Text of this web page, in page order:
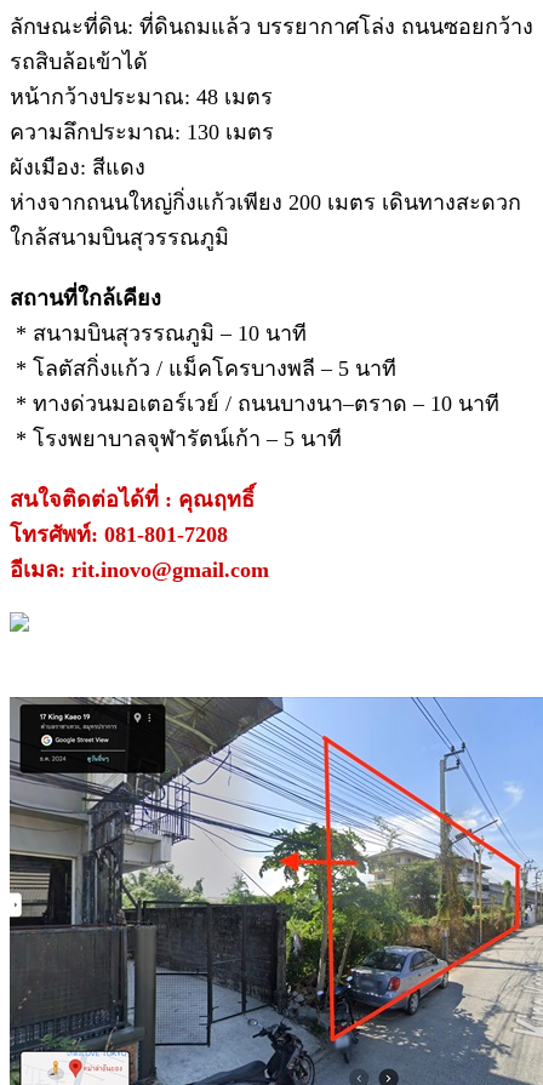
ลักษณะที่ดิน: ที่ดินถมแล้ว บรรยากาศโล่ง ถนนซอยกว้าง
รถสิบล้อเข้าได้
หน้ากว้างประมาณ: 48 เมตร
ความลึกประมาณ: 130 เมตร
ผังเมือง: สีแดง
ห่างจากถนนใหญ่กิ่งแก้วเพียง 200 เมตร เดินทางสะดวก
ใกล้สนามบินสุวรรณภูมิ
สถานที่ใกล้เคียง
* สนามบินสุวรรณภูมิ – 10 นาที
* โลตัสกิ่งแก้ว / แม็คโครบางพลี – 5 นาที
* ทางด่วนมอเตอร์เวย์ / ถนนบางนา–ตราด – 10 นาที
* โรงพยาบาลจุฬารัตน์เก้า – 5 นาที
สนใจติดต่อได้ที่ : คุณฤทธิ์
โทรศัพท์: 081-801-7208
อีเมล: rit.inovo@gmail.com